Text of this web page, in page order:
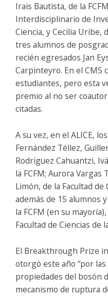
Irais Bautista, de la
Interdisciplinario de
Ciencia, y Cecilia Uribe,
tres alumnos de
recién egresados Jan
Carpinteyro. En el CMS
estudiantes, pero esta
premio al no ser
citadas.
A su vez, en el ALICE,
Fernández Téllez,
Rodríguez Cahuantzi,
la FCFM; Aurora
Limón, de la Facultad de
además de 15 alumnos
la FCFM (en su
Facultad de Ciencias de
El Breakthrough Prize
otorgó este año “por
propiedades del bosón
mecanismo de ruptura